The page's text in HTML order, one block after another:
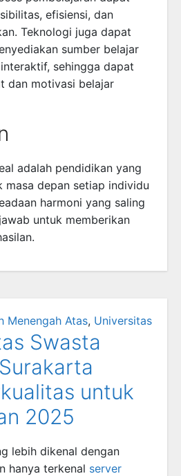
efisiensi, dan
Teknologi juga dapat
sumber belajar
sehingga dapat
dan motivasi belajar
adalah pendidikan yang
masa depan setiap individu
harmoni yang saling
untuk memberikan
Menengah Atas, Universitas
Swasta
untuk
2025
lebih dikenal dengan
hanya terkenal server